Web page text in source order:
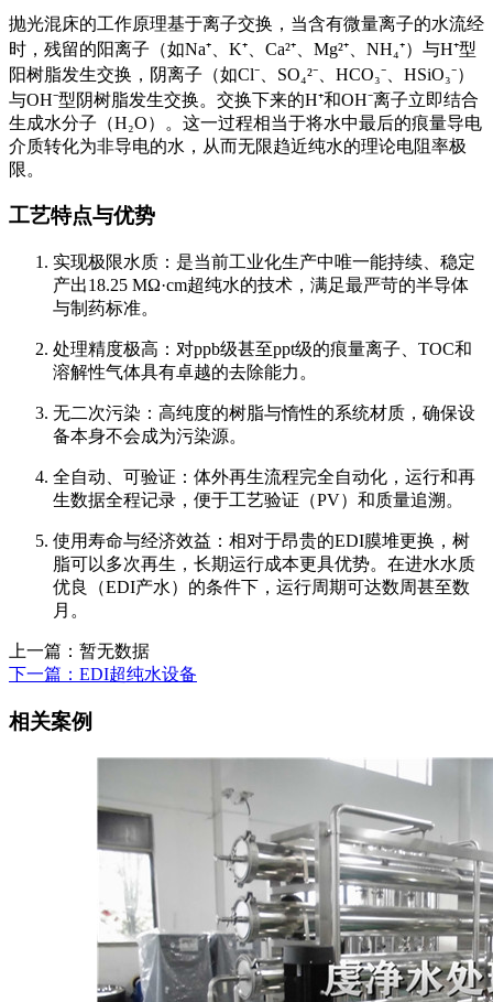
抛光混床的工作原理基于离子交换，当含有微量离子的水流经
时，残留的阳离子（如Na⁺、K⁺、Ca²⁺、Mg²⁺、NH₄⁺）与H⁺型
阳树脂发生交换，阴离子（如Cl⁻、SO₄²⁻、HCO₃⁻、HSiO₃⁻）
与OH⁻型阴树脂发生交换。交换下来的H⁺和OH⁻离子立即结合
生成水分子（H₂O）。这一过程相当于将水中最后的痕量导电
介质转化为非导电的水，从而无限趋近纯水的理论电阻率极
限。
工艺特点与优势
实现极限水质：是当前工业化生产中唯一能持续、稳定
产出18.25 MΩ·cm超纯水的技术，满足最严苛的半导体
与制药标准。
处理精度极高：对ppb级甚至ppt级的痕量离子、TOC和
溶解性气体具有卓越的去除能力。
无二次污染：高纯度的树脂与惰性的系统材质，确保设
备本身不会成为污染源。
全自动、可验证：体外再生流程完全自动化，运行和再
生数据全程记录，便于工艺验证（PV）和质量追溯。
使用寿命与经济效益：相对于昂贵的EDI膜堆更换，树
脂可以多次再生，长期运行成本更具优势。在进水水质
优良（EDI产水）的条件下，运行周期可达数周甚至数
月。
上一篇：暂无数据
下一篇：EDI超纯水设备
相关案例